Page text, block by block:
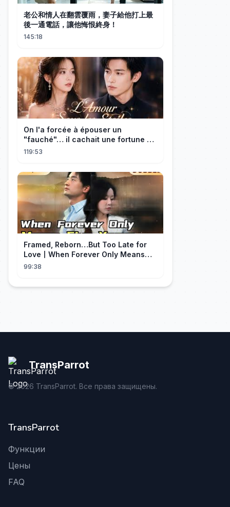
老公和情人在翻雲覆雨，妻子給他打上最
後一通電話，讓他悔恨終身！
145:18
On l'a forcée à épouser un
"fauché"… il cachait une fortune et
l'a traitée en reine!
119:53
Framed, Reborn…But Too Late for
Love丨When Forever Only Means
Five Years (DUBBED)#drama
99:38
TransParrot
©2026 TransParrot. Все права защищены.
TransParrot
Функции
Цены
FAQ